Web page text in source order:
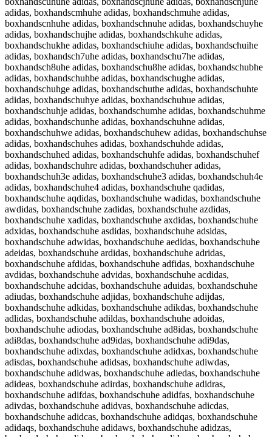
adidas, boxhandscmhuhe adidas, boxhandschmuhe adidas,
boxhandscnhuhe adidas, boxhandschnuhe adidas, boxhandschuyhe
adidas, boxhandschujhe adidas, boxhandschkuhe adidas,
boxhandschukhe adidas, boxhandschiuhe adidas, boxhandschuihe
adidas, boxhandsch7uhe adidas, boxhandschu7he adidas,
boxhandsch8uhe adidas, boxhandschu8he adidas, boxhandschubhe
adidas, boxhandschuhbe adidas, boxhandschughe adidas,
boxhandschuhge adidas, boxhandschuthe adidas, boxhandschuhte
adidas, boxhandschuhye adidas, boxhandschuhue adidas,
boxhandschuhje adidas, boxhandschumhe adidas, boxhandschuhme
adidas, boxhandschunhe adidas, boxhandschuhne adidas,
boxhandschuhwe adidas, boxhandschuhew adidas, boxhandschuhse
adidas, boxhandschuhes adidas, boxhandschuhde adidas,
boxhandschuhed adidas, boxhandschuhfe adidas, boxhandschuhef
adidas, boxhandschuhre adidas, boxhandschuher adidas,
boxhandschuh3e adidas, boxhandschuhe3 adidas, boxhandschuh4e
adidas, boxhandschuhe4 adidas, boxhandschuhe qadidas,
boxhandschuhe aqdidas, boxhandschuhe wadidas, boxhandschuhe
awdidas, boxhandschuhe zadidas, boxhandschuhe azdidas,
boxhandschuhe xadidas, boxhandschuhe axdidas, boxhandschuhe
adxidas, boxhandschuhe asdidas, boxhandschuhe adsidas,
boxhandschuhe adwidas, boxhandschuhe aedidas, boxhandschuhe
adeidas, boxhandschuhe ardidas, boxhandschuhe adridas,
boxhandschuhe afdidas, boxhandschuhe adfidas, boxhandschuhe
avdidas, boxhandschuhe advidas, boxhandschuhe acdidas,
boxhandschuhe adcidas, boxhandschuhe aduidas, boxhandschuhe
adiudas, boxhandschuhe adjidas, boxhandschuhe adijdas,
boxhandschuhe adkidas, boxhandschuhe adikdas, boxhandschuhe
adlidas, boxhandschuhe adildas, boxhandschuhe adoidas,
boxhandschuhe adiodas, boxhandschuhe ad8idas, boxhandschuhe
adi8das, boxhandschuhe ad9idas, boxhandschuhe adi9das,
boxhandschuhe adixdas, boxhandschuhe adidxas, boxhandschuhe
adisdas, boxhandschuhe adidsas, boxhandschuhe adiwdas,
boxhandschuhe adidwas, boxhandschuhe adiedas, boxhandschuhe
adideas, boxhandschuhe adirdas, boxhandschuhe adidras,
boxhandschuhe adifdas, boxhandschuhe adidfas, boxhandschuhe
adivdas, boxhandschuhe adidvas, boxhandschuhe adicdas,
boxhandschuhe adidcas, boxhandschuhe adidqas, boxhandschuhe
adidaqs, boxhandschuhe adidaws, boxhandschuhe adidzas,